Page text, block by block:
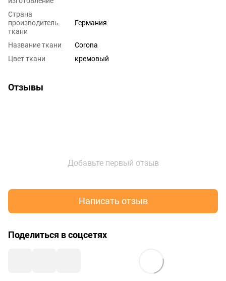
Страна
производитель
ткани
Германия
Название ткани
Corona
Цвет ткани
кремовый
Отзывы
Добавьте первый отзыв
Написать отзыв
Поделиться в соцсетях